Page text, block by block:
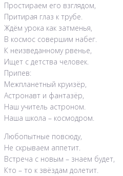
Простираем его взглядом,
Притирая глаз к трубе.
Ждём урока как затменья,
В космос совершим набег.
К неизведанному рвенье,
Ищет с детства человек.
Припев:
Межпланетный круизёр,
Астронавт и фантазёр,
Наш учитель астроном.
Наша школа – космодром.
Любопытные повсюду,
Не скрываем аппетит.
Встреча с новым – знаем будет,
Кто – то к звёздам долетит.